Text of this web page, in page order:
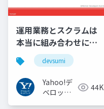
運用業務とスクラムは
本当に組み合わせにく
いのか︖運用業務が大
半を占めるプロダクト
開発での試行錯誤
devsumi
Yahoo!デ
ベロッパ
44K